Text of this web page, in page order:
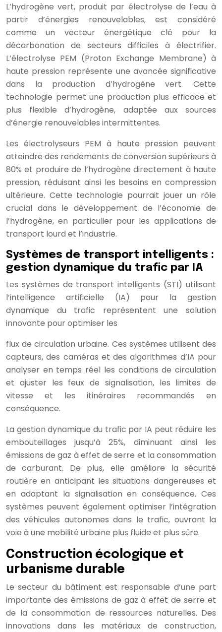
L’hydrogène vert, produit par électrolyse de l’eau à
partir d’énergies renouvelables, est considéré
comme un vecteur énergétique clé pour la
décarbonation de secteurs difficiles à électrifier.
L’électrolyse PEM (Proton Exchange Membrane) à
haute pression représente une avancée significative
dans la production d’hydrogène vert. Cette
technologie permet une production plus efficace et
plus flexible d’hydrogène, adaptée aux sources
d’énergie renouvelables intermittentes.
Les électrolyseurs PEM à haute pression peuvent
atteindre des rendements de conversion supérieurs à
80% et produire de l’hydrogène directement à haute
pression, réduisant ainsi les besoins en compression
ultérieure. Cette technologie pourrait jouer un rôle
crucial dans le développement de l’économie de
l’hydrogène, en particulier pour les applications de
transport lourd et l’industrie.
Systèmes de transport intelligents :
gestion dynamique du trafic par IA
Les systèmes de transport intelligents (STI) utilisant
l’intelligence artificielle (IA) pour la gestion
dynamique du trafic représentent une solution
innovante pour optimiser les
flux de circulation urbaine. Ces systèmes utilisent des
capteurs, des caméras et des algorithmes d’IA pour
analyser en temps réel les conditions de circulation
et ajuster les feux de signalisation, les limites de
vitesse et les itinéraires recommandés en
conséquence.
La gestion dynamique du trafic par IA peut réduire les
embouteillages jusqu’à 25%, diminuant ainsi les
émissions de gaz à effet de serre et la consommation
de carburant. De plus, elle améliore la sécurité
routière en anticipant les situations dangereuses et
en adaptant la signalisation en conséquence. Ces
systèmes peuvent également optimiser l’intégration
des véhicules autonomes dans le trafic, ouvrant la
voie à une mobilité urbaine plus fluide et plus sûre.
Construction écologique et
urbanisme durable
Le secteur du bâtiment est responsable d’une part
importante des émissions de gaz à effet de serre et
de la consommation de ressources naturelles. Des
innovations dans les matériaux de construction,